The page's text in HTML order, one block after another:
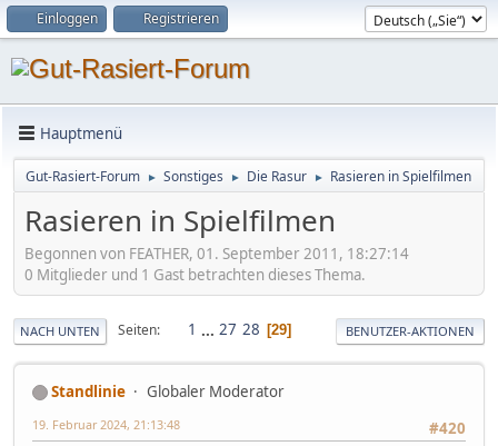
Einloggen Registrieren
Hauptmenü
Gut-Rasiert-Forum ► Sonstiges ► Die Rasur ► Rasieren in Spielfilmen
Rasieren in Spielfilmen
Begonnen von FEATHER, 01. September 2011, 18:27:14
0 Mitglieder und 1 Gast betrachten dieses Thema.
NACH UNTEN Seiten 1 ... 27 28 29 BENUTZER-AKTIONEN
Standlinie
Globaler Moderator
#420
19. Februar 2024, 21:13:48